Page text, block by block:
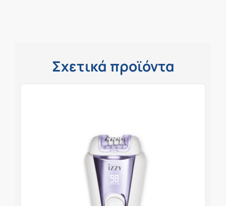
Σχετικά προϊόντα